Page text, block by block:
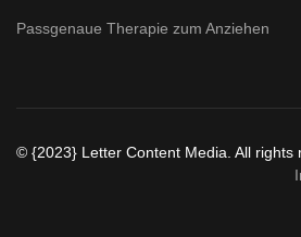
Passgenaue Therapie zum Anziehen
© {2023} Letter Content Media. All rights